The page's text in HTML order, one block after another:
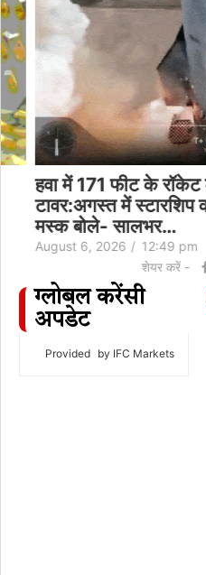
हवा में 171 फीट के रॉकेट
टावर:अगस्त में स्टारशिप
मस्क बोले- सालभर…
August 6, 2026 / 12:49 pm
शेयर करें -
ग्लोबल करेंसी
अपडेट
Provided by IFC Markets